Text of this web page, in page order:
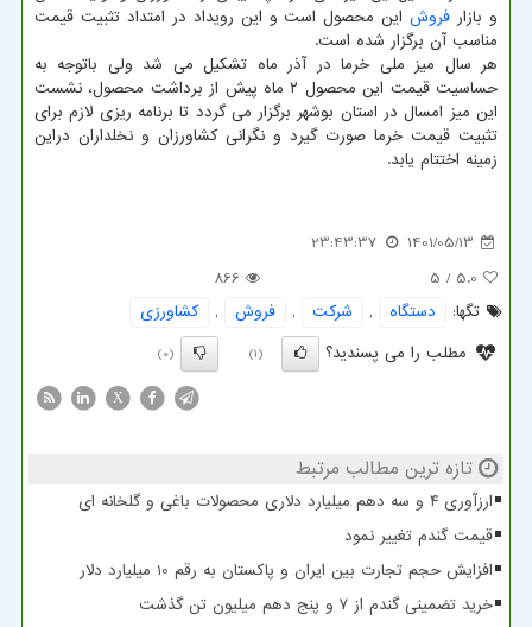
و بازار فروشاین محصول است و این رویداد در امتداد تثبیت قیمت
مناسب آن برگزار شده است.
هر سال میز ملی خرما در آذر ماه تشکیل می شد ولی باتوجه به
حساسیت قیمت این محصول ۲ ماه پیش از برداشت محصول، نشست
این میز امسال در استان بوشهر برگزار می گردد تا برنامه ریزی لازم برای
تثبیت قیمت خرما صورت گیرد و نگرانی کشاورزان و نخلداران دراین
زمینه اختتام یابد.
1401/05/13
23:43:37
5.0
/ 5
866
تگها:
دستگاه , شركت , فروش ,
كشاورزی
مطلب را می پسندید؟
(1)
(0)
X
تازه ترین مطالب مرتبط
ارزآوری ۴ و سه دهم میلیارد دلاری محصولات باغی و گلخانه ای
قیمت گندم تغییر نمود
افزایش حجم تجارت بین ایران و پاکستان به رقم 10 میلیارد دلار
خرید تضمینی گندم از ۷ و پنج دهم میلیون تن گذشت